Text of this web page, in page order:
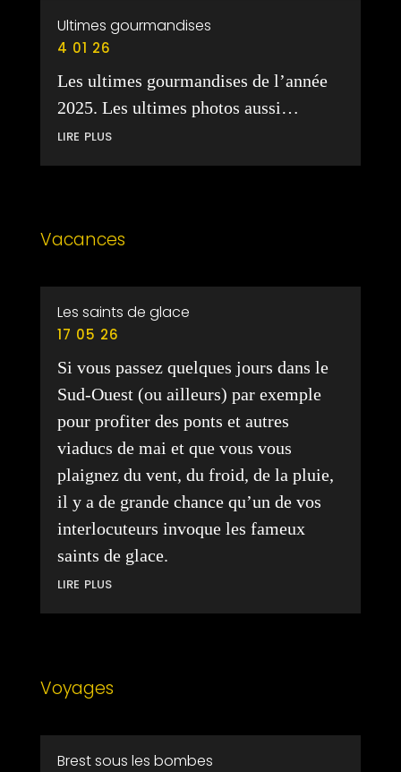
Ultimes gourmandises
4 01 26
Les ultimes gourmandises de l’année
2025. Les ultimes photos aussi…
lire plus
Vacances
Les saints de glace
17 05 26
Si vous passez quelques jours dans le
Sud-Ouest (ou ailleurs) par exemple
pour profiter des ponts et autres
viaducs de mai et que vous vous
plaignez du vent, du froid, de la pluie,
il y a de grande chance qu’un de vos
interlocuteurs invoque les fameux
saints de glace.
lire plus
Voyages
Brest sous les bombes